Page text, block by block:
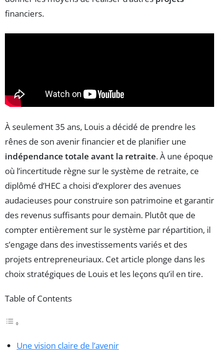
financiers.
À seulement 35 ans, Louis a décidé de prendre les
rênes de son avenir financier et de planifier une
indépendance totale avant la retraite. À une époque
où l’incertitude règne sur le système de retraite, ce
diplômé d’HEC a choisi d’explorer des avenues
audacieuses pour construire son patrimoine et garantir
des revenus suffisants pour demain. Plutôt que de
compter entièrement sur le système par répartition, il
s’engage dans des investissements variés et des
projets entrepreneuriaux. Cet article plonge dans les
choix stratégiques de Louis et les leçons qu’il en tire.
Table of Contents
Une vision claire de l’avenir